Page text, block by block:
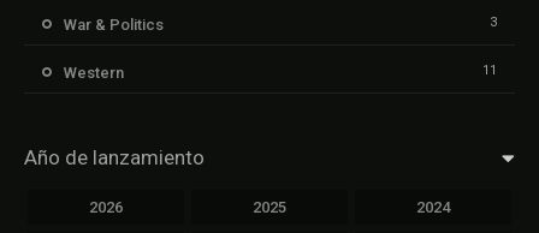
War & Politics 3
Western 11
Año de lanzamiento
2026 2025 2024